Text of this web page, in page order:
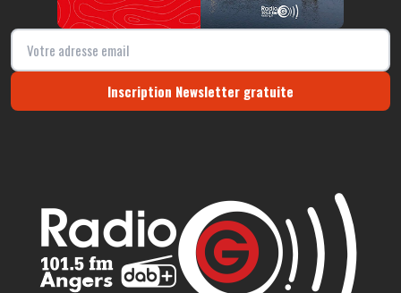
Inscription Newsletter gratuite